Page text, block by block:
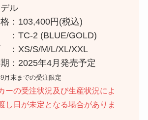
ル
：103,400円(税込)
：TC-2 (BLUE/GOLD)
：XS/S/M/L/XL/XXL
：2025年4月発売予定
月末までの受注限定
ーの受注状況及び生産状況によ
し日が未定となる場合がありま